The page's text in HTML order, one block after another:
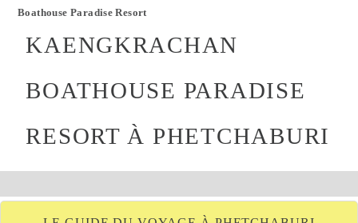
Boathouse Paradise Resort
KAENGKRACHAN
BOATHOUSE PARADISE
RESORT À PHETCHABURI